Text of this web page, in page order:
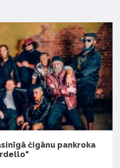
čigānu pankroka